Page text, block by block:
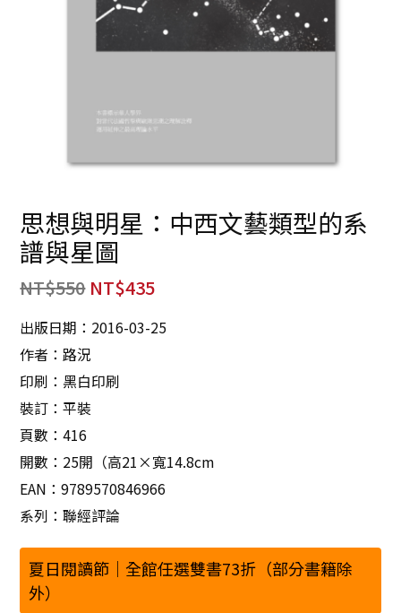
思想與明星：中西文藝類型的系
譜與星圖
NT$550 NT$435
出版日期：2016-03-25
作者：路況
印刷：黑白印刷
裝訂：平裝
頁數：416
開數：25開（高21×寬14.8cm
EAN：9789570846966
系列：聯經評論
夏日閱讀節｜全館任選雙書73折（部分書籍除
外）